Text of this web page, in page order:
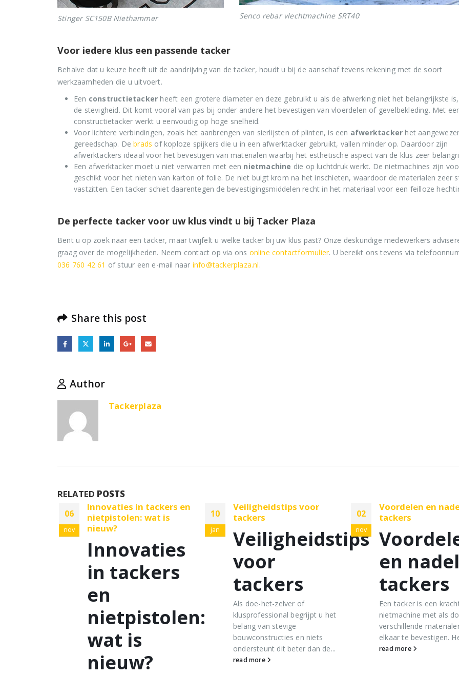
Stinger SC150B Niethammer Senco rebar vlechtmachine SRT40
Voor iedere klus een passende tacker
Behalve dat u keuze heeft uit de aandrijving van de tacker, houdt u bij de aanschaf tevens rekening met de soort
werkzaamheden die u uitvoert.
Een constructietacker heeft een grotere diameter en deze gebruikt u als de afwerking niet het belangrijkste
de stevigheid. Dit komt vooral van pas bij onder andere het bevestigen van vloerdelen of gevelbekleding. Met
constructietacker werkt u eenvoudig op hoge snelheid.
Voor lichtere verbindingen, zoals het aanbrengen van sierlijsten of plinten, is een afwerktacker het
gereedschap. Debrads of koploze spijkers die u in een afwerktacker gebruikt, vallen minder op. Daardoor zijn
afwerktackers ideaal voor het bevestigen van materialen waarbij het esthetische aspect van de klus zeer
Een afwerktacker moet u niet verwarren met een nietmachine die op luchtdruk werkt. De nietmachines zijn
geschikt voor het nieten van karton of folie. De niet buigt krom na het inschieten, waardoor de materialen zeer
vastzitten. Een tacker schiet daarentegen de bevestigingsmiddelen recht in het materiaal voor een feilloze
De perfecte tacker voor uw klus vindt u bij Tacker Plaza
Bent u op zoek naar een tacker, maar twijfelt u welke tacker bij uw klus past? Onze deskundige medewerkers
graag over de mogelijkheden. Neem contact op via ons online contactformulier. U bereikt ons tevens via
036 760 42 61 of stuur een e-mail naar info@tackerplaza.nl.
Share this post
Author
Tackerplaza
RELATED POSTS
06
nov
Innovaties in tackers en
nietpistolen: wat is
nieuw?
Innovaties
in tackers
en
nietpistolen:
wat is
nieuw?
10
jan
Veiligheidstips voor
tackers
Veiligheidstips
voor
tackers
Als doe-het-zelver of
klusprofessional begrijpt u het
belang van stevige
bouwconstructies en niets
ondersteunt dit beter dan de...
read more
02
nov
Voordelen en
tackers
en
tackers
Een tacker is een
nietmachine met als
verschillende
elkaar te bevestigen.
read more